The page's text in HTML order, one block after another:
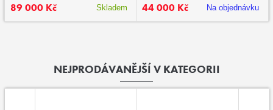
89 000 Kč Skladem 44 000 Kč Na objednávku
NEJPRODÁVANĚJŠÍ V KATEGORII